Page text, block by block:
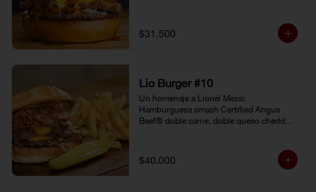
gochujang (pasta coreana de chiles rojos,
soya fermentada y harina de arroz).
$31.500
Lio Burger #10
Un homenaje a Lionel Messi.
Hamburguesa smash Certified Angus
Beef® doble carne, doble queso cheddar,
$40.000